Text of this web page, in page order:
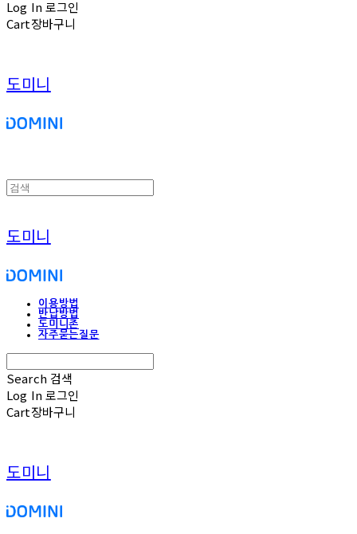
Log In로그인
Cart장바구니
도미니
도미니
이용방법
반납방법
도미니존
자주묻는질문
Search 검색
Log In로그인
Cart장바구니
도미니